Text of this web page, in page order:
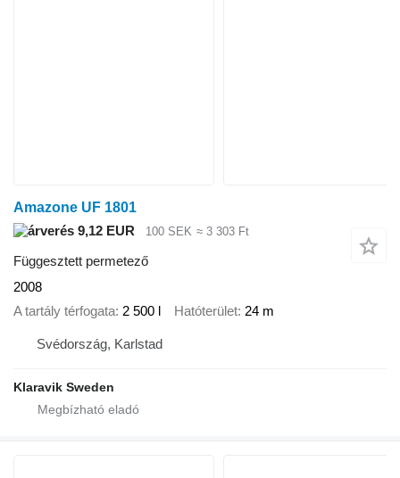
Amazone UF 1801
9,12 EUR
100 SEK ≈ 3 303 Ft
Függesztett permetező
2008
A tartály térfogata 2 500 l Hatóterület 24 m
Svédország, Karlstad
Klaravik Sweden